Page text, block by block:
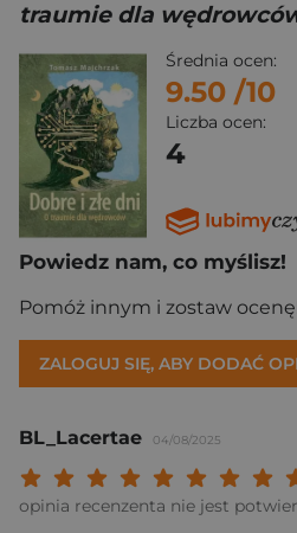
traumie dla
Średnia ocen:
9.50 /10
Liczba ocen:
4
Powiedz nam, co myślisz!
Pomóż innym i zostaw
ZALOGUJ SIĘ, ABY DODAĆ
BL_Lacertae 04/08/2025
Twoja
Twoja
Twoja ocena:
Twoja ocena: Może
Twoja ocena: Słaba 3/
Twoja ocena: Bardzo słaba
Twoja ocena: Beznadziejna 1/
opinia recenzenta nie jest